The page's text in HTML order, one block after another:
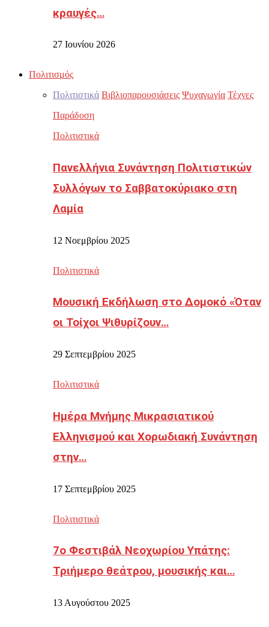
κραυγές…
27 Ιουνίου 2026
Πολιτισμός
Πολιτιστικά Βιβλιοπαρουσιάσεις Ψυχαγωγία Τέχνες
Παράδοση
Πολιτιστικά
Πανελλήνια Συνάντηση Πολιτιστικών
Συλλόγων το Σαββατοκύριακο στη
Λαμία
12 Νοεμβρίου 2025
Πολιτιστικά
Μουσική Εκδήλωση στο Δομοκό «Όταν
οι Τοίχοι Ψιθυρίζουν…
29 Σεπτεμβρίου 2025
Πολιτιστικά
Ημέρα Μνήμης Μικρασιατικού
Ελληνισμού και Χορωδιακή Συνάντηση
στην…
17 Σεπτεμβρίου 2025
Πολιτιστικά
7ο Φεστιβάλ Νεοχωρίου Υπάτης:
Τριήμερο θεάτρου, μουσικής και…
13 Αυγούστου 2025